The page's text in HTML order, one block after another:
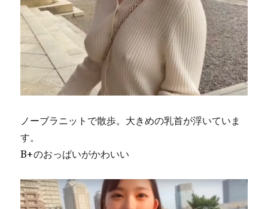
ノーブラニットで散歩。大きめの乳首が浮いていま
す。
B+のおっぱいがかわいい